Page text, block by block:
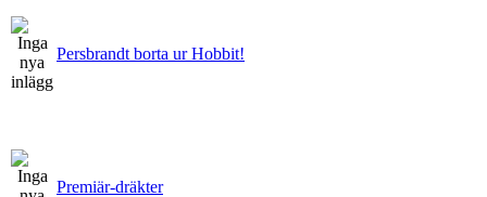
Persbrandt borta ur Hobbit!
Premiär-dräkter